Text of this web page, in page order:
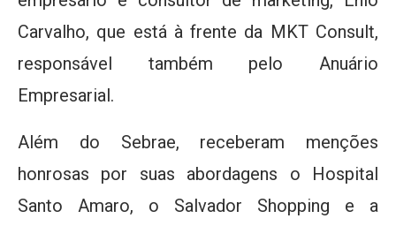
Carvalho, que está à frente da MKT Consult,
responsável também pelo Anuário
Empresarial.
Além do Sebrae, receberam menções
honrosas por suas abordagens o Hospital
Santo Amaro, o Salvador Shopping e a